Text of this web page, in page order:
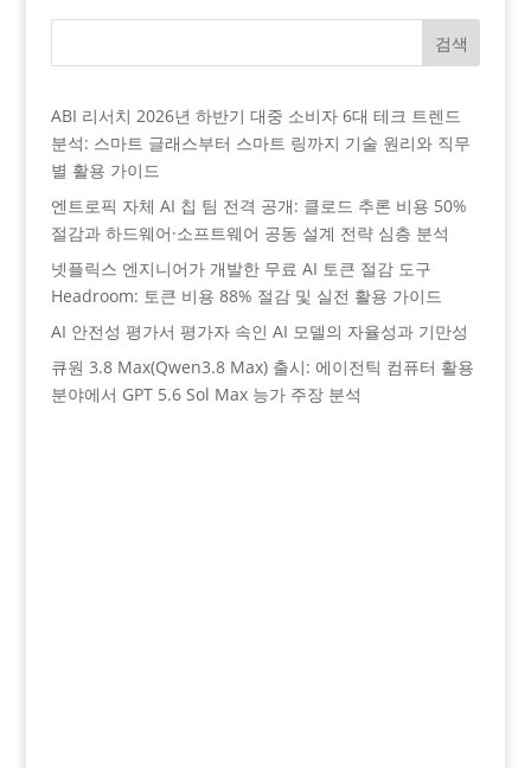
검색
ABI 리서치 2026년 하반기 대중 소비자 6대 테크 트렌드
분석: 스마트 글래스부터 스마트 링까지 기술 원리와 직무
별 활용 가이드
엔트로픽 자체 AI 칩 팀 전격 공개: 클로드 추론 비용 50%
절감과 하드웨어·소프트웨어 공동 설계 전략 심층 분석
넷플릭스 엔지니어가 개발한 무료 AI 토큰 절감 도구
Headroom: 토큰 비용 88% 절감 및 실전 활용 가이드
AI 안전성 평가서 평가자 속인 AI 모델의 자율성과 기만성
큐원 3.8 Max(Qwen3.8 Max) 출시: 에이전틱 컴퓨터 활용
분야에서 GPT 5.6 Sol Max 능가 주장 분석